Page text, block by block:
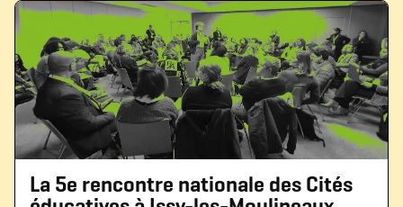
La 5e rencontre nationale des Cités